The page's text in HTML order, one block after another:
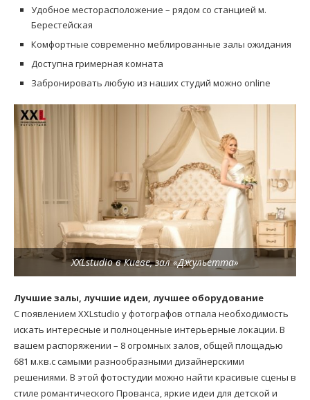
Удобное месторасположение – рядом со станцией м.
Берестейская
Комфортные современно меблированные залы ожидания
Доступна гримерная комната
Забронировать любую из наших студий можно online
XXLstudio в Киеве, зал «Джульетта»
Лучшие залы, лучшие идеи, лучшее оборудование
С появлением XXLstudio у фотографов отпала необходимость
искать интересные и полноценные интерьерные локации. В
вашем распоряжении – 8 огромных залов, общей площадью
681 м.кв.с самыми разнообразными дизайнерскими
решениями. В этой фотостудии можно найти красивые сцены в
стиле романтического Прованса, яркие идеи для детской и